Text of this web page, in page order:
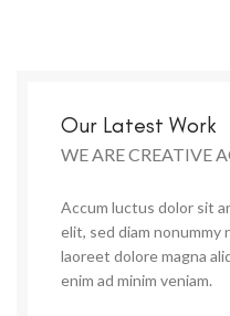
Our Latest Work
WE ARE CREATIVE
Accum luctus dolor sit
elit, sed diam
laoreet dolore magna
enim ad minim veniam.